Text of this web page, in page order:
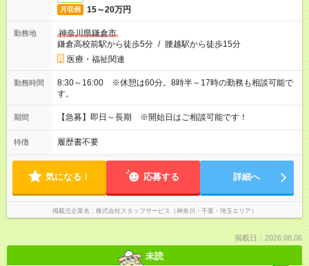
月収例 15～20万円
勤務地
神奈川県鎌倉市
鎌倉高校前駅から徒歩5分 / 腰越駅から徒歩15分
医療・福祉関連
勤務時間
8:30～16:00 ※休憩は60分。8時半～17時の勤務も相談可能で
す。
期間 【急募】即日～長期 ※開始日はご相談可能です！
特徴 履歴書不要
気になる！ 応募する 詳細へ
掲載元企業名 株式会社スタッフサービス（神奈川・千葉・埼玉エリア）
掲載日：2026.08.06
未読